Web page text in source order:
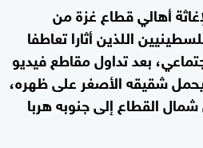
أهالي قطاع غزة من
اللذين أثارا تعاطفا
بعد تداول مقاطع فيديو
شقيقه الأصغر على ظهره،
القطاع إلى جنوبه هربا